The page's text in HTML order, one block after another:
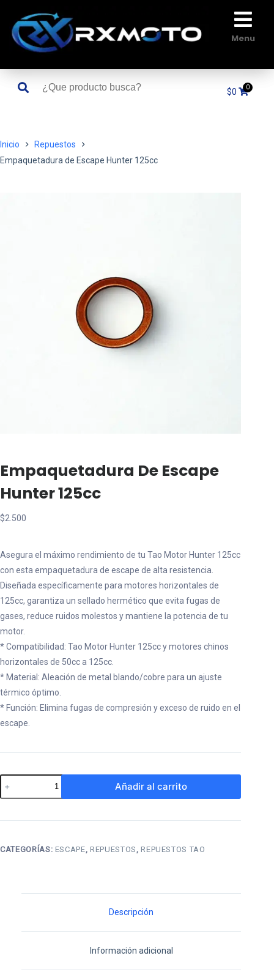
contenido
Menu
$0
Inicio
Repuestos
Empaquetadura de Escape Hunter 125cc
Empaquetadura De Escape
Hunter 125cc
$2.500
Asegura el máximo rendimiento de tu Tao Motor Hunter 125cc
con esta empaquetadura de escape de alta resistencia.
Diseñada específicamente para motores horizontales de
125cc, garantiza un sellado hermético que evita fugas de
gases, reduce ruidos molestos y mantiene la potencia de tu
motor.
* Compatibilidad: Tao Motor Hunter 125cc y motores chinos
horizontales de 50cc a 125cc.
* Material: Aleación de metal blando/cobre para un ajuste
térmico óptimo.
* Función: Elimina fugas de compresión y exceso de ruido en el
escape.
Empaquetadura
de
125cc
Añadir al carrito
CATEGORÍAS: ESCAPE, REPUESTOS , REPUESTOS TAO
Descripción
Información adicional